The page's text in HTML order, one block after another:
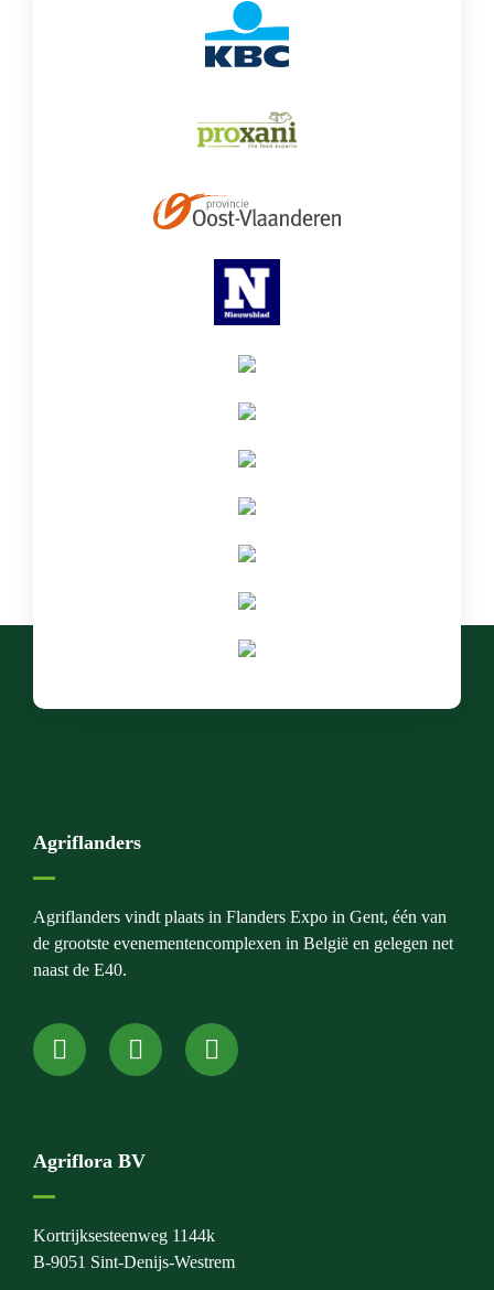
Agriflanders
Agriflanders vindt plaats in Flanders Expo in Gent, één van
de grootste evenementencomplexen in België en gelegen net
naast de E40.
Agriflora BV
Kortrijksesteenweg 1144k
B-9051 Sint-Denijs-Westrem